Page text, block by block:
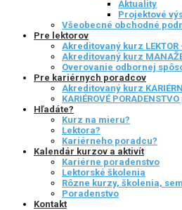
Aktuality
Projektové
Všeobecné obchodné
Pre lektorov
Akreditovaný kurz
Akreditovaný kurz
Overovanie odbornej
Pre kariérnych poradcov
Akreditovaný kurz
KARIÉROVÉ
Hľadáte?
Kurz na mieru?
Lektora?
Kariérneho poradcu?
Kalendár kurzov a aktivít
Kariérne poradenstvo
Lektorské školenia
Rôzne kurzy, školenia,
Poradenstvo
Kontakt